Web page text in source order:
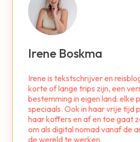
Irene Boskma
Irene is tekstschrijver en
korte of lange trips zijn, een
bestemming in eigen land: elke
speciaals. Ook in haar vrije tijd
haar koffers en af en toe gaat
om als digital nomad vanaf de
de wereld te werken.